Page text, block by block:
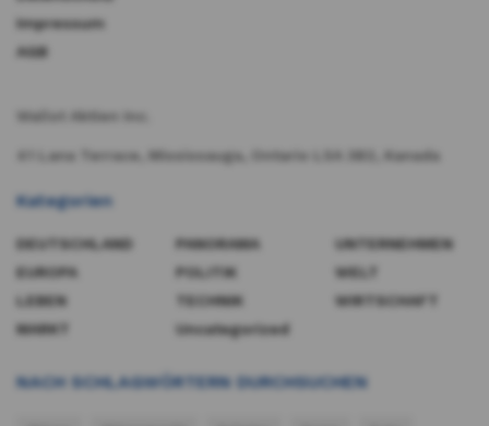
Impressum
AGB
Wallst Aktien Inc.
41 Lana Terrace, Mississauga, Ontario L5A 3B2, Kanada​
Kategorien
DEUTSCHLAND
EUROPA
LEBEN
MARKT
PANORAMA
POLITIK
TECHNIK
Uncategorized
UNTERNEHMEN
WELT
WIRTSCHAFT
NACH SCHLAGWÖRTERN DURCHSUCHEN